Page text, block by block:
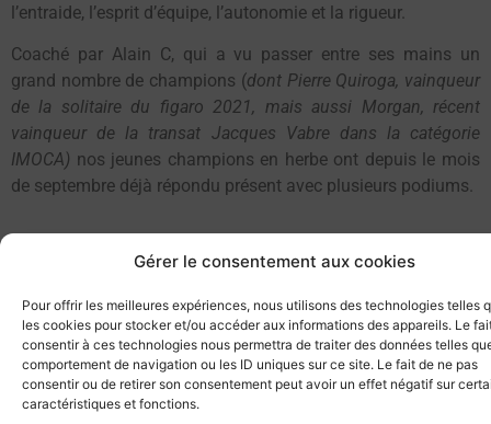
Gérer le consentement aux cookies
Pour offrir les meilleures expériences, nous utilisons des technologies telles
les cookies pour stocker et/ou accéder aux informations des appareils. Le
consentir à ces technologies nous permettra de traiter des données telles
comportement de navigation ou les ID uniques sur ce site. Le fait de ne pas
consentir ou de retirer son consentement peut avoir un effet négatif sur
caractéristiques et fonctions.
l’entraide, l’esprit d’équipe, l’autonomie et la rigueur.
Coaché par Alain C, qui a vu passer entre ses mains un
grand nombre de champions (dont Pierre Quiroga, vainqueur
de la solitaire du figaro 2021, mais aussi Morgan, récent
vainqueur de la transat Jacques Vabre dans la catégorie
IMOCA) nos jeunes champions en herbe ont depuis le mois
de septembre déjà répondu présent avec plusieurs podiums.
Arrive maintenant le temps d’une pause bien méritée avec
dès le mois de janvier. Ils seront sur l’eau à Marseille les 20
et 21 janvier 2024 pour l’Optimist Coach Regata qui a réuni
l’an dernier plus de 150 concurrents internationaux.